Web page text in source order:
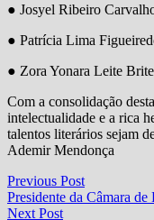
● Josyel Ribeiro
● Patrícia Lima
● Zora Yonara Leite
Com a consolidação
intelectualidade e a rica
talentos literários sejam
Ademir Mendonça
Navegação
de
Previous PostPrevious
post:
Presidente da Câmara
Next PostNext